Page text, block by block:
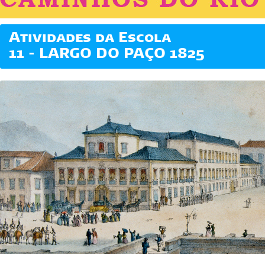
Atividades da Escola
11 - LARGO DO PAÇO 1825